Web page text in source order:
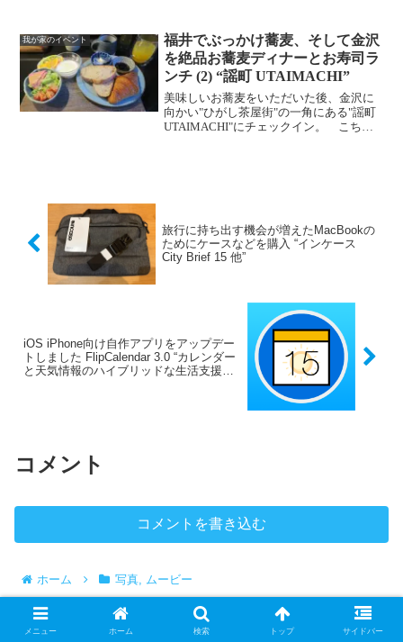
ー・ポーチドエッグオランデイズソー
ス スピナッチサラダ・ケー...
我が家のイベント
福井でぶっかけ蕎麦、そして金沢
を絶品お蕎麦ディナーとお寿司ラ
ンチ (2) “謡町 UTAIMACHI”
美味しいお蕎麦をいただいた後、金沢に
向かい"ひがし茶屋街"の一角にある"謡町
UTAIMACHI"にチェックイン。 こちら
旅行に持ち出す機会が増えたMacBookの
ためにケースなどを購入 “インケース
City Brief 15 他”
iOS iPhone向け自作アプリをアップデー
トしました FlipCalendar 3.0 “カレンダー
と天気情報のハイブリッドな生活支援ア
コメント
コメントを書き込む
ホーム 写真, ムービー
メニュー ホーム 検索 トップ サイドバー